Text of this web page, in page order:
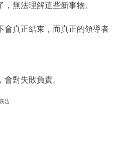
無法理解這些新事物。
會真正結束，而真正的領導者
對失敗負責。
廣告